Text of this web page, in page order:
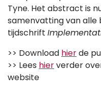
Tyne. Het abstract is
samenvatting van alle
tijdschrift
>> Download hierde
>> Lees hierverder
website